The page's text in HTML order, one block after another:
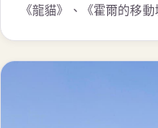
《龍貓》、《霍爾的移